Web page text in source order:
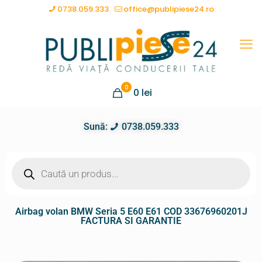
0738.059.333 office@publipiese24.ro
0 0 lei
Sună: 0738.059.333
Airbag volan BMW Seria 5 E60 E61 COD 33676960201J
FACTURA SI GARANTIE